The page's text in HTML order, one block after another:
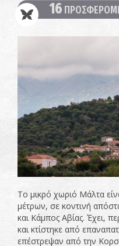
16
Το μικρό χωριό Μάλτα
μέτρων, σε κοντινή
και Κάμπος Αβίας. Έχει,
και κτίστηκε από
επέστρεψαν από την